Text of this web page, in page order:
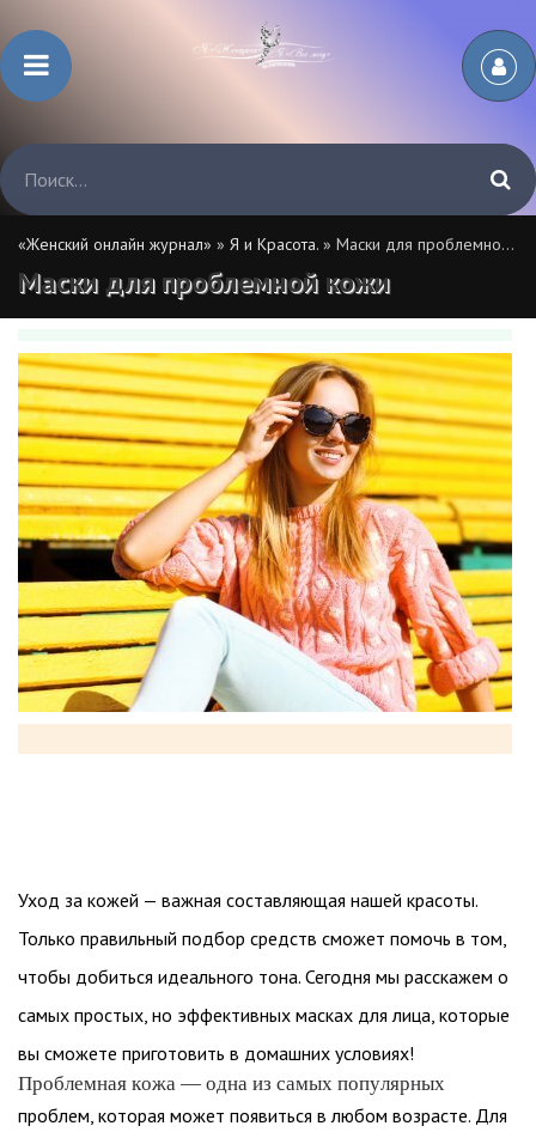
«Женский онлайн журнал» » Я и Красота. » Маски для проблемной кожи
Маски для проблемной кожи
Уход за кожей — важная составляющая нашей красоты.
Только правильный подбор средств сможет помочь в том,
чтобы добиться идеального тона. Сегодня мы расскажем о
самых простых, но эффективных масках для лица, которые
вы сможете приготовить в домашних условиях!
Проблемная кожа — одна из самых популярных
проблем, которая может появиться в любом возрасте. Для